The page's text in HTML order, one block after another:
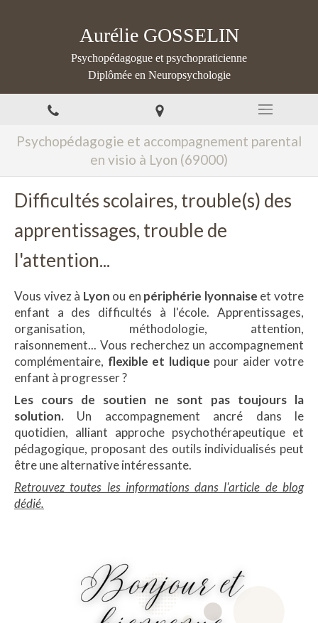
Aurélie GOSSELIN
Psychopédagogue et psychopraticienne
Diplômée en Neuropsychologie
Psychopédagogie et accompagnement parental
en visio à Lyon (69000)
Difficultés scolaires, trouble(s) des
apprentissages, trouble de
l'attention...
Vous vivez à Lyon ou en périphérie lyonnaise et votre
enfant a des difficultés à l'école. Apprentissages,
organisation, méthodologie, attention,
raisonnement... Vous recherchez un accompagnement
complémentaire, flexible et ludique pour aider votre
enfant à progresser ?
Les cours de soutien ne sont pas toujours la
solution. Un accompagnement ancré dans le
quotidien, alliant approche psychothérapeutique et
pédagogique, proposant des outils individualisés peut
être une alternative intéressante.
Retrouvez toutes les informations dans l'article de blog
dédié.